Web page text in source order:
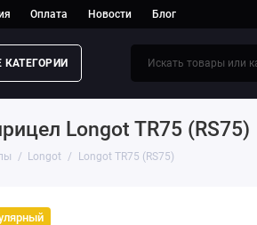
Оплата Новости Блог
КАТЕГОРИИ
Longot TR75 (RS75)
Longot Longot TR75 (RS75)